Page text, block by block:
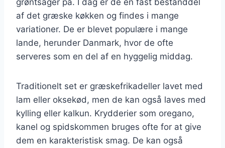
af det græske køkken og findes i mange
variationer. De er blevet populære i mange
lande, herunder Danmark, hvor de ofte
serveres som en del af en hyggelig middag.
Traditionelt set er græskefrikadeller lavet med
lam eller oksekød, men de kan også laves med
kylling eller kalkun. Krydderier som oregano,
kanel og spidskommen bruges ofte for at give
dem en karakteristisk smag. De kan også